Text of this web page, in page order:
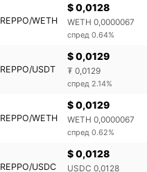
REPPO/WETH
$ 0,0128
WETH 0,0000067
спред 0.64%
REPPO/USDT
$ 0,0129
₮ 0,0129
спред 2.14%
REPPO/WETH
$ 0,0129
WETH 0,0000067
спред 0.62%
REPPO/USDC
$ 0,0128
USDC 0,0128